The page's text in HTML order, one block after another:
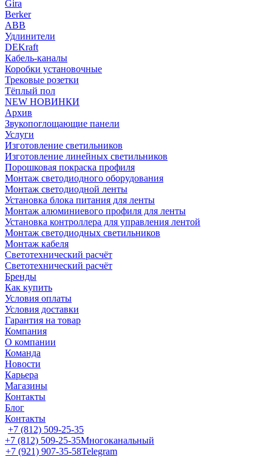
Gira
Berker
ABB
Удлинители
DEKraft
Кабель-каналы
Коробки установочные
Трековые розетки
Тёплый пол
NEW НОВИНКИ
Архив
Звукопоглощающие панели
Услуги
Изготовление светильников
Изготовление линейных светильников
Порошковая покраска профиля
Монтаж светодиодного оборудования
Монтаж светодиодной ленты
Установка блока питания для ленты
Монтаж алюминиевого профиля для ленты
Установка контроллера для управления лентой
Монтаж светодиодных светильников
Монтаж кабеля
Светотехнический расчёт
Светотехнический расчёт
Бренды
Как купить
Условия оплаты
Условия доставки
Гарантия на товар
Компания
О компании
Команда
Новости
Карьера
Магазины
Контакты
Блог
Контакты
+7 (812) 509-25-35
+7 (812) 509-25-35Многоканальный
+7 (921) 907-35-58Telegram